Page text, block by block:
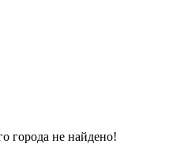
города не найдено!